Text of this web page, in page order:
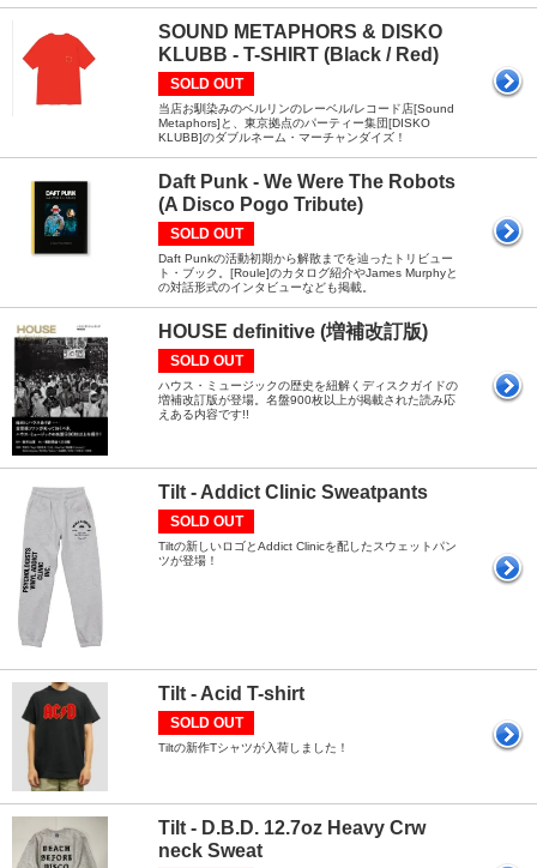
SOUND METAPHORS & DISKO
KLUBB - T-SHIRT (Black / Red)
SOLD OUT
当店お馴染みのベルリンのレーベル/レコード店[Sound
Metaphors]と、東京拠点のパーティー集団[DISKO
KLUBB]のダブルネーム・マーチャンダイズ！
Daft Punk - We Were The Robots
(A Disco Pogo Tribute)
SOLD OUT
Daft Punkの活動初期から解散までを辿ったトリビュー
ト・ブック。[Roule]のカタログ紹介やJames Murphyと
の対話形式のインタビューなども掲載。
HOUSE definitive (増補改訂版)
SOLD OUT
ハウス・ミュージックの歴史を紐解くディスクガイドの
増補改訂版が登場。名盤900枚以上が掲載された読み応
えある内容です!!
Tilt - Addict Clinic Sweatpants
SOLD OUT
Tiltの新しいロゴとAddict Clinicを配したスウェットパン
ツが登場！
Tilt - Acid T-shirt
SOLD OUT
Tiltの新作Tシャツが入荷しました！
Tilt - D.B.D. 12.7oz Heavy Crw
neck Sweat